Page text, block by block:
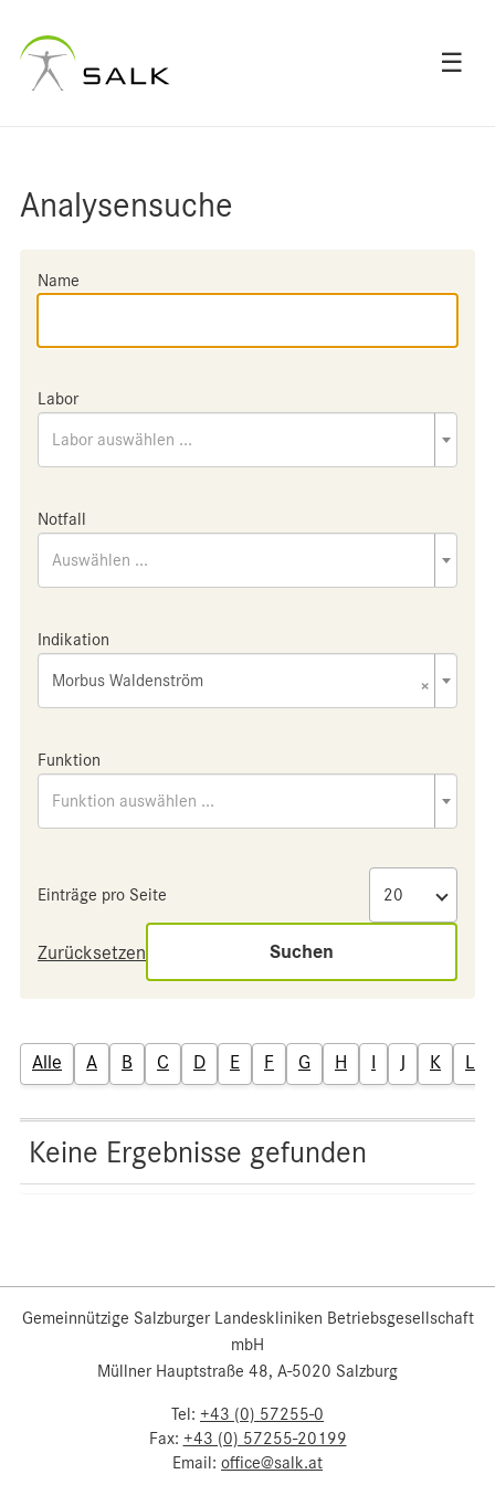
☰
Analysensuche
Name
Labor
Labor auswählen ...
Notfall
Auswählen ...
Indikation
×
Morbus Waldenström
Funktion
Funktion auswählen ...
Einträge pro Seite
Zurücksetzen Suchen
Alle A B C D E F G H I J K L
Keine Ergebnisse gefunden
Gemeinnützige Salzburger Landeskliniken Betriebsgesellschaft
mbH
Müllner Hauptstraße 48, A-5020 Salzburg
Tel: +43 (0) 57255-0
Fax: +43 (0) 57255-20199
Email: office@salk.at